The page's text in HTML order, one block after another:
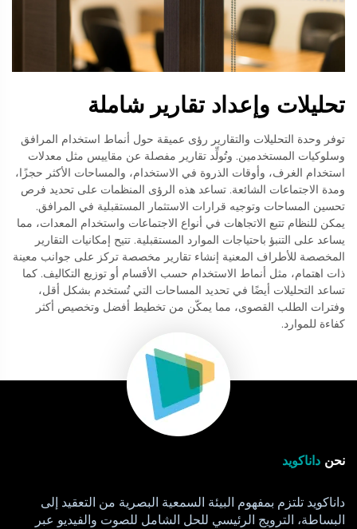
تحليلات وإعداد تقارير شاملة
توفر وحدة التحليلات والتقارير رؤى عميقة حول أنماط استخدام المرافق
وسلوكيات المستخدمين. وتُولِّد تقارير مفصلة عن مقاييس مثل معدلات
استخدام الغرف، وأوقات الذروة في الاستخدام، والمساحات الأكثر حجزًا،
ومدة الاجتماعات الشائعة. تساعد هذه الرؤى المنظمات على تحديد فرص
تحسين المساحات وتوجيه قرارات الاستثمار المستقبلية في المرافق.
يمكن للنظام تتبع الاتجاهات في أنواع الاجتماعات واستخدام المعدات، مما
يساعد على التنبؤ باحتياجات الموارد المستقبلية. تتيح إمكانيات التقارير
المخصصة للأطراف المعنية إنشاء تقارير مخصصة تركز على جوانب معينة
ذات اهتمام، مثل أنماط الاستخدام حسب الأقسام أو توزيع التكاليف. كما
تساعد التحليلات أيضًا في تحديد المساحات التي تُستخدم بشكل أقل،
وفترات الطلب القصوى، مما يمكّن من تخطيط أفضل وتخصيص أكثر
كفاءة للموارد.
نحن داناكويد
داناكويد تلتزم بمفهوم البيئة السمعية البصرية من التعقيد إلى
البساطة، الترويج الرئيسي للحل الشامل للصوت والفيديو عبر